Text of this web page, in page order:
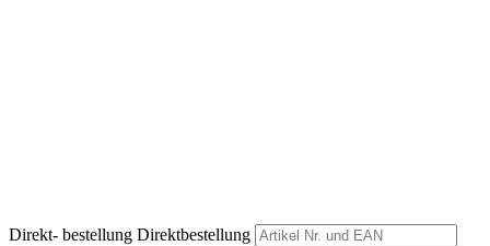
Direkt- bestellung Direktbestellung